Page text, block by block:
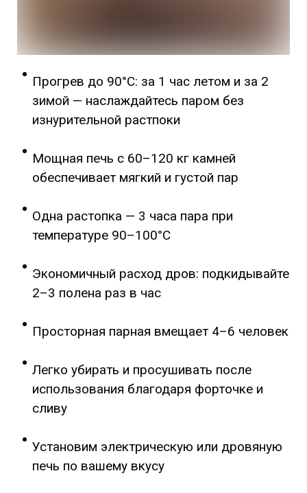
Прогрев до 90°C: за 1 час летом и за 2
зимой — наслаждайтесь паром без
изнурительной растпоки
Мощная печь с 60–120 кг камней
обеспечивает мягкий и густой пар
Одна растопка — 3 часа пара при
температуре 90–100°C
Экономичный расход дров: подкидывайте
2–3 полена раз в час
Просторная парная вмещает 4–6 человек
Легко убирать и просушивать после
использования благодаря форточке и
сливу
Установим электрическую или дровяную
печь по вашему вкусу